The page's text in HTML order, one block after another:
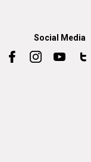
Social Media